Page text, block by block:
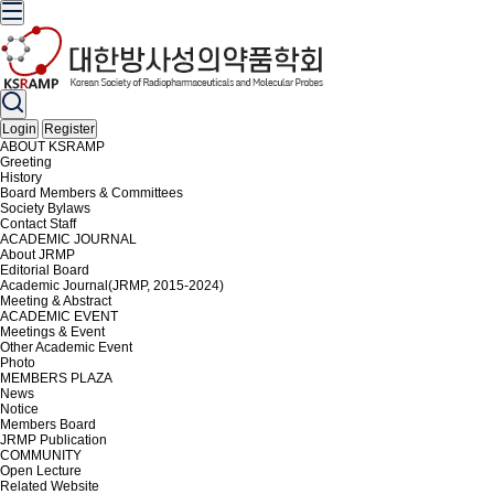
Login
Register
ABOUT KSRAMP
Greeting
History
Board Members & Committees
Society Bylaws
Contact Staff
ACADEMIC JOURNAL
About JRMP
Editorial Board
Academic Journal(JRMP, 2015-2024)
Meeting & Abstract
ACADEMIC EVENT
Meetings & Event
Other Academic Event
Photo
MEMBERS PLAZA
News
Notice
Members Board
JRMP Publication
COMMUNITY
Open Lecture
Related Website